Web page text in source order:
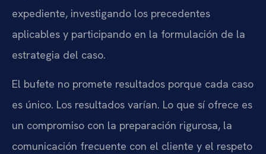
expediente, investigando los precedentes
aplicables y participando en la formulación de la
estrategia del caso.
El bufete no promete resultados porque cada caso
es único. Los resultados varían. Lo que sí ofrece es
un compromiso con la preparación rigurosa, la
comunicación frecuente con el cliente y el respeto